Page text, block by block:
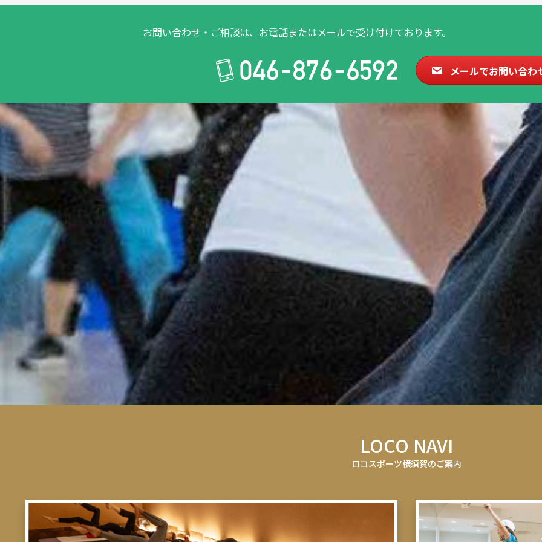
お問い合わせ・ご相談は、お電話またはメールで受け付けております。
メールでお問い合わ
LOCO NAVI
ロコスポーツ横須賀のご案内